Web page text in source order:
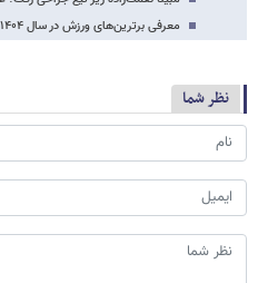
معرفی برترین‌های ورزش در سال ۱۴۰۴؛ رونمایی از بانو و آقای برتر ایران
نظر شما